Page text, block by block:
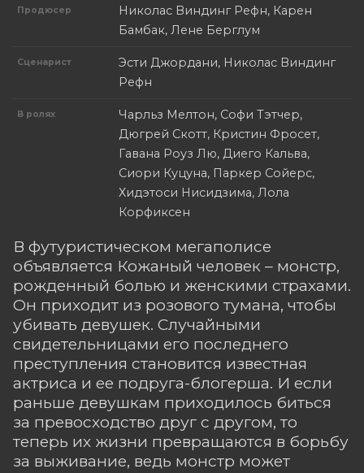
Продюсер
Николас Виндинг Рефн, Карен
Бамбак, Лене Берглум
Сценарист
Эсти Джордани, Николас Виндинг
Рефн
В ролях
Чарльз Мелтон, Софи Тэтчер,
Дюгрей Скотт, Кристин Фросет,
Гавана Роуз Лю, Диего Кальва,
Сиори Куцуна, Паркер Сойерс,
Хидэтоси Нисидзима, Лола
Корфиксен
В футуристическом мегаполисе
объявляется Кожаный человек – монстр,
рожденный болью и женскими страхами.
Он приходит из розового тумана, чтобы
убивать девушек. Случайными
свидетельницами его последнего
преступления становится известная
актриса и ее подруга-блогерша. И если
раньше девушкам приходилось биться
за превосходство друг с другом, то
теперь их жизни превращаются в борьбу
за выживание, ведь монстр может